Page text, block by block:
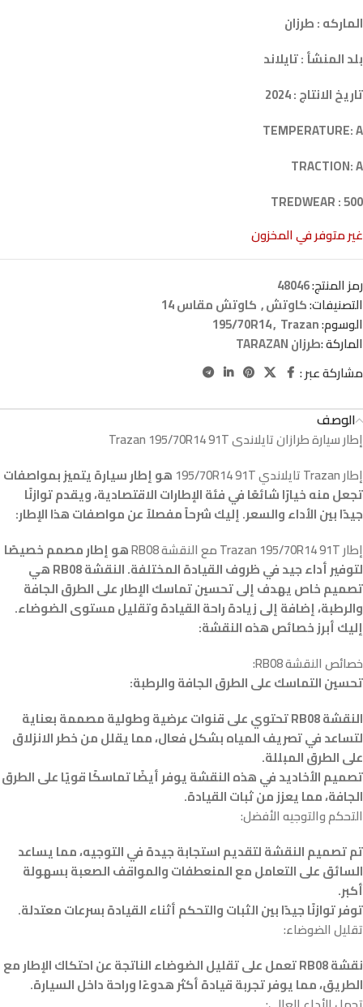
الماركه : طرزان
بلد المنشأ : تايلاند
تاريخ الانتاج : 2024
TEMPERATURE: A
TRACTION: A
TREDWEAR : 500
غير متوفر في المخزون
رمز المنتج:48046
التصنيفات:كاوتش, كاوتش مقاس 14
الوسوم:
195/70R14, Trazan
الماركة :طرزان TARAZAN
مشاركة عبر :
الوصف
إطار سيارة طرازان تايلاندى Trazan 195/70R14 91T
إطار Trazan تايلاندي 195/70R14 91T
هو إطار سيارة يتميز بمواصفات
تجعل منه خيارًا شائعًا في فئة الإطارات الاقتصادية، ويقدم توازنًا
جيدًا بين الأداء والسعر. إليك شرحاً مفصلاً عن مواصفات هذا الإطار:
إطار Trazan 195/70R14 91T مع النقشة RB08
هو إطار مصمم خصيصًا
لتوفير أداء جيد في ظروف القيادة المختلفة. النقشة RB08 هي
تصميم خاص يهدف إلى تحسين تماسك الإطار على الطرق الجافة
والرطبة، إضافة إلى زيادة راحة القيادة وتقليل مستوى الضوضاء.
إليك أبرز خصائص هذه النقشة:
خصائص النقشة RB08:
تحسين التماسك على الطرق الجافة والرطبة:
النقشة RB08 تحتوي على قنوات عرضية وطولية مصممة بعناية
لتساعد في تصريف المياه بشكل فعال، مما يقلل من خطر الانزلاق
على الطرق المبللة.
تصميم الأخاديد في هذه النقشة يوفر أيضًا تماسكًا قويًا على الطرق
الجافة، مما يعزز من ثبات القيادة.
التحكم والتوجيه الأفضل:
تم تصميم النقشة لتقديم استجابة جيدة في التوجيه، مما يساعد
السائق على التعامل مع المنعطفات والمواقف الصعبة بسهولة
أكبر.
توفر توازنًا جيدًا بين الثبات والتحكم أثناء القيادة بسرعات معتدلة.
تقليل الضوضاء:
نقشة RB08 تعمل على تقليل الضوضاء الناتجة عن احتكاك الإطار مع
الطريق، مما يوفر تجربة قيادة أكثر هدوءًا وراحة داخل السيارة.